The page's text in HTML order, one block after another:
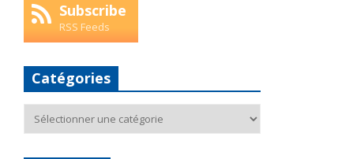
Subscribe
RSS Feeds
Catégories